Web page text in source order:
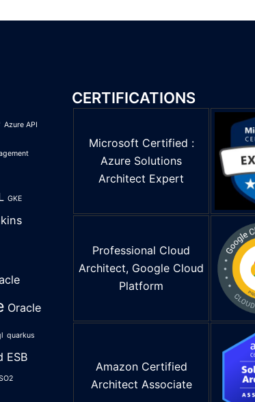
Azure API
GKE
Oracle
quarkus
ESB
CERTIFICATIONS
Microsoft Certified :
Azure Solutions
Architect Expert
Professional Cloud
Architect, Google Cloud
Platform
Amazon Certified
Architect Associate